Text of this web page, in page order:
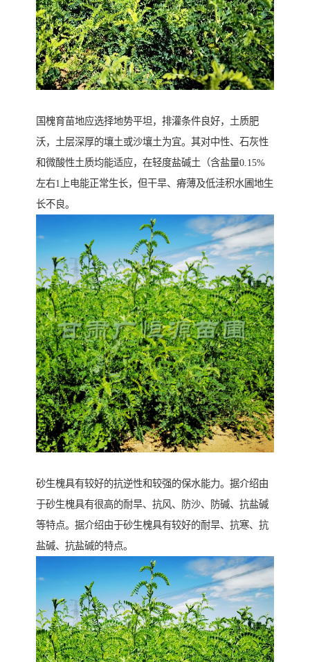
国槐育苗地应选择地势平坦，排灌条件良好，土质肥
沃，土层深厚的壤土或沙壤土为宜。其对中性、石灰性
和微酸性土质均能适应，在轻度盐碱土（含盐量0.15%
左右1上电能正常生长，但干旱、瘠薄及低洼积水圃地生
长不良。
砂生槐具有较好的抗逆性和较强的保水能力。据介绍由
于砂生槐具有很高的耐旱、抗风、防沙、防碱、抗盐碱
等特点。据介绍由于砂生槐具有较好的耐旱、抗寒、抗
盐碱、抗盐碱的特点。